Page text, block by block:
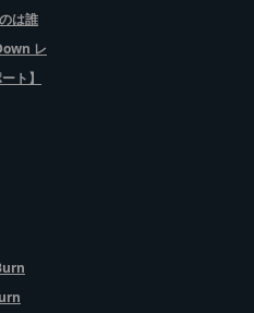
は誰
レ
ト】